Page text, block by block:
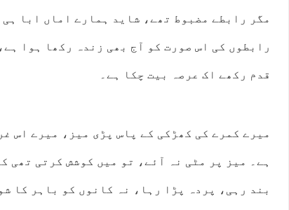
مگر رابطے مضبوط تھے، شاید ہمارے اماں ابا
رابطوں کی اس صورت کو آج بھی زندہ رکھا ہوا
قدم رکھے اک عرصہ بیت چکا ہے۔
میرے کمرے کی کھڑکی کے پاس پڑی میز، میرے اس
ہے۔ میز پر مٹی نہ آئے، تو میں کوشش کرتی تھی
بند رہی، پردہ پڑا رہا، نہ کانوں کو باہر کا